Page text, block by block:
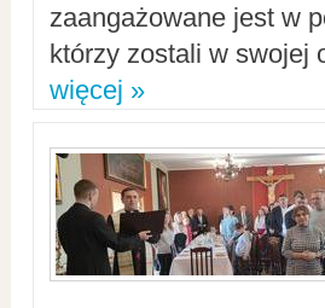
zaangażowane jest w
którzy zostali w swojej
więcej »